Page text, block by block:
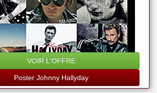
VOIR L'OFFRE
Poster Johnny Hallyday